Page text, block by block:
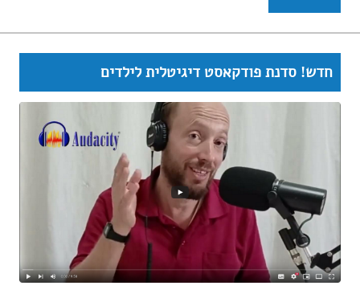
חדש! סדנת פודקאסט דיגיטלית לילדים